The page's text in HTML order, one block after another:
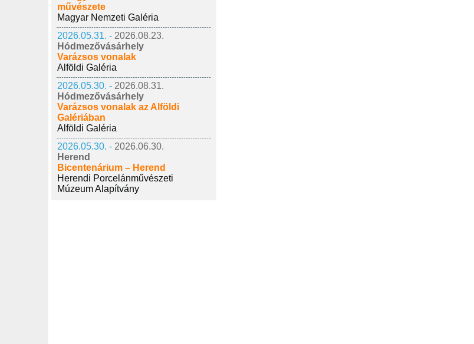
művészete
Magyar Nemzeti Galéria
2026.05.31. - 2026.08.23.
Hódmezővásárhely
Varázsos vonalak
Alföldi Galéria
2026.05.30. - 2026.08.31.
Hódmezővásárhely
Varázsos vonalak az Alföldi
Galériában
Alföldi Galéria
2026.05.30. - 2026.06.30.
Herend
Bicentenárium – Herend
Herendi Porcelánművészeti
Múzeum Alapítvány